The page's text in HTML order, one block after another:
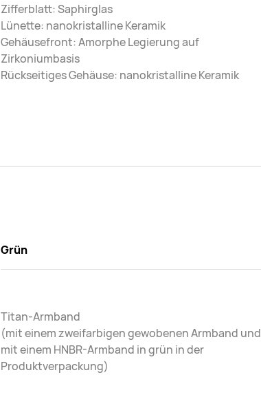
Zifferblatt: Saphirglas
Lünette: nanokristalline Keramik
Gehäusefront: Amorphe Legierung auf
Zirkoniumbasis
Rückseitiges Gehäuse: nanokristalline Keramik
Grün
Titan-Armband
(mit einem zweifarbigen gewobenen Armband und
mit einem HNBR-Armband in grün in der
Produktverpackung)